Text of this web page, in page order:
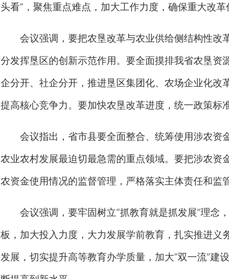
头看”，聚焦重点难点，加大工作力度，确保重大改革
会议强调，要把农垦改革与农业供给侧结构性改
分发挥垦区的创新示范作用。要全面摸排我省农垦
企分开、社企分开，推进垦区集团化、农场企业化
提高核心竞争力。要加快农垦改革进度，统一政策标
会议指出，省市县要全面整合、统筹使用涉农资
农业农村发展最迫切最急需的重点领域。要把涉农
农资金使用情况的监督管理，严格落实主体责任和监
会议强调，要牢固树立“抓教育就是抓发展”理念
板，加大投入力度，大力发展学前教育，扎实推进
发展，切实提升高等教育办学质量，加大“双一流”